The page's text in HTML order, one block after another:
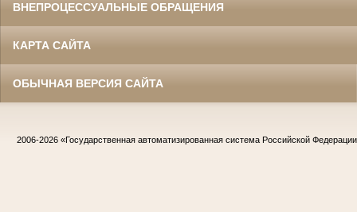
ВНЕПРОЦЕССУАЛЬНЫЕ ОБРАЩЕНИЯ
КАРТА САЙТА
ОБЫЧНАЯ ВЕРСИЯ САЙТА
2006-2026 «Государственная автоматизированная система Российской